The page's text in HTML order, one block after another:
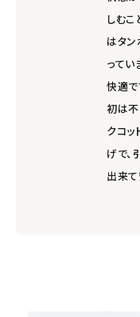
しむ
はタ
ってい
快適で
初は
クコッ
げで
出来て